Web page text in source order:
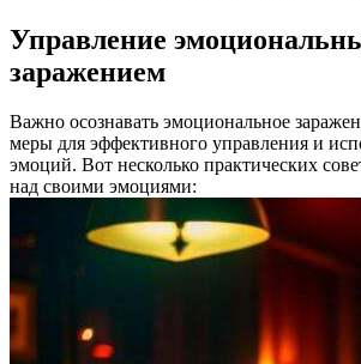
Управление
заражением
Важно осознавать эмоциональное
меры для эффективного управления и
эмоций. Вот несколько практических
над своими эмоциями: